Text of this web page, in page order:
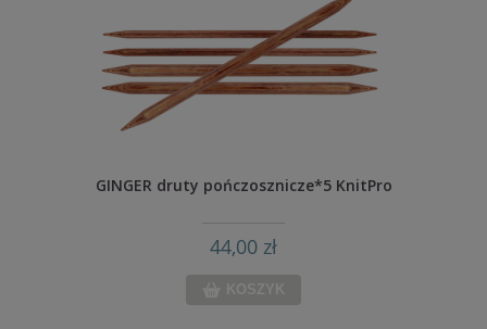
GINGER druty pończosznicze*5 KnitPro
44,00 zł
KOSZYK